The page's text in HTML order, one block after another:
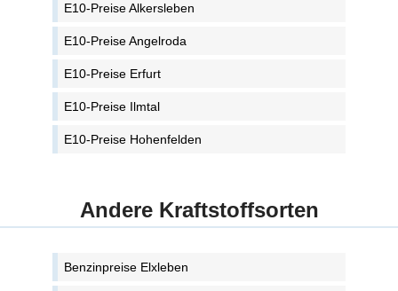
E10-Preise Alkersleben
E10-Preise Angelroda
E10-Preise Erfurt
E10-Preise Ilmtal
E10-Preise Hohenfelden
Andere Kraftstoffsorten
Benzinpreise Elxleben